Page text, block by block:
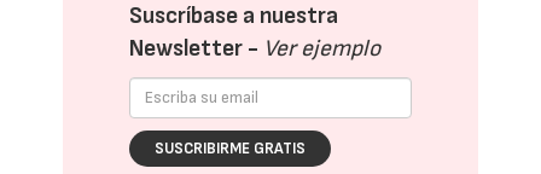
Suscríbase a nuestra
Newsletter - Ver ejemplo
SUSCRIBIRME GRATIS